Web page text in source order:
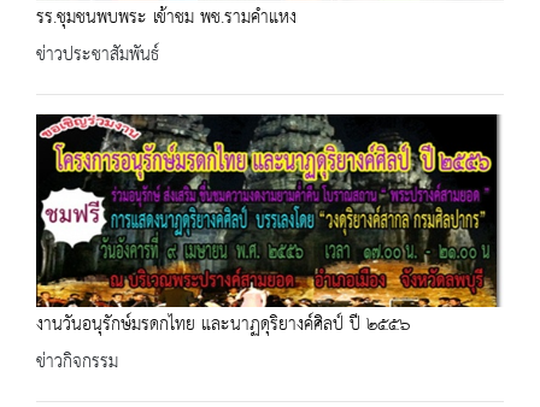
รร.ชุมชนพบพระ เข้าชม พช.รามคำแหง
ข่าวประชาสัมพันธ์
งานวันอนุรักษ์มรดกไทย และนาฏดุริยางค์ศิลป์ ปี ๒๕๕๖
ข่าวกิจกรรม